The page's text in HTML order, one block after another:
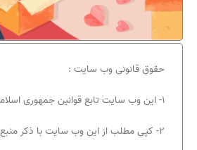
حقوق قانونی وب سایت :
۱- این وب سایت تابع قوانین جمهوری اسلامی ایران می باشد.
۲- کپی مطلب از این وب سایت با ذکر منبع بلامانع است.